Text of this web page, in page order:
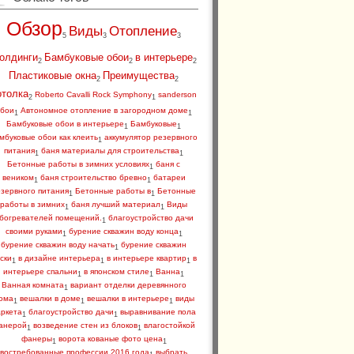
Обзор5 Виды3 Отопление3
2 Бамбуковые обои2 в интерьере2
Пластиковые окна2 Преимущества2
2 Roberto Cavalli Rock Symphony1 sanderson
1 Автономное отопление в загородном доме 1
Бамбуковые обои в интерьере 1 Бамбуковые 1
обои как клеить1 аккумулятор резервного
питания1 баня материалы для строительства 1
Бетонные работы в зимних условиях1 баня с
веником1 баня строительство бревно1 батареи
питания1 Бетонные работы в1 Бетонные
работы в зимних1 баня лучший материал1 Виды
помещений. 1 благоустройство дачи
своими руками 1 бурение скважин воду конца1
бурение скважин воду начать1 бурение скважин
1 в дизайне интерьера1 в интерьере квартир1 в
интерьере спальни 1 в японском стиле 1 Ванна 1
Ванная комната1 вариант отделки деревянного
1 вешалки в доме 1 вешалки в интерьере 1 виды
1 благоустройство дачи 1 выравнивание пола
1 возведение стен из блоков1 влагостойкой
фанеры1 ворота кованые фото цена1
востребованные профессии 2016 года выбрать